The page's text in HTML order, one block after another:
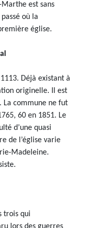
est sans
où la
église.
Déjà existant à
originelle. Il est
La commune ne fut
60 en 1851. Le
d’une quasi
de l’église varie
Madeleine.
trois qui